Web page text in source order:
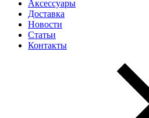
Аксессуары
Доставка
Новости
Статьи
Контакты